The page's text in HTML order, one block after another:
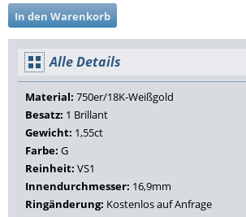
Alle Details
Material: 750er/18K-Weißgold
Besatz: 1 Brillant
Gewicht: 1,55ct
Farbe: G
Reinheit: VS1
Innendurchmesser: 16,9mm
Ringänderung: Kostenlos auf Anfrage